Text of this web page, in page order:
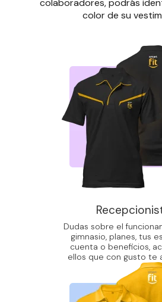
colaboradores, podrás
color de su
Dudas sobre el
gimnasio, planes, tus
cuenta o beneficios,
ellos que con gusto te